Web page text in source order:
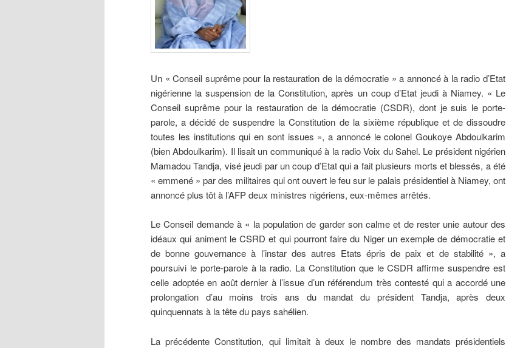
Un « Conseil suprême pour la restauration de la démocratie » a annoncé à la radio d’Etat
nigérienne la suspension de la Constitution, après un coup d’Etat jeudi à Niamey. « Le
Conseil suprême pour la restauration de la démocratie (CSDR), dont je suis le porte-
parole, a décidé de suspendre la Constitution de la sixième république et de dissoudre
toutes les institutions qui en sont issues », a annoncé le colonel Goukoye Abdoulkarim
(bien Abdoulkarim). Il lisait un communiqué à la radio Voix du Sahel. Le président nigérien
Mamadou Tandja, visé jeudi par un coup d’Etat qui a fait plusieurs morts et blessés, a été
« emmené » par des militaires qui ont ouvert le feu sur le palais présidentiel à Niamey, ont
annoncé plus tôt à l’AFP deux ministres nigériens, eux-mêmes arrêtés.
Le Conseil demande à « la population de garder son calme et de rester unie autour des
idéaux qui animent le CSRD et qui pourront faire du Niger un exemple de démocratie et
de bonne gouvernance à l’instar des autres Etats épris de paix et de stabilité », a
poursuivi le porte-parole à la radio. La Constitution que le CSDR affirme suspendre est
celle adoptée en août dernier à l’issue d’un référendum très contesté qui a accordé une
prolongation d’au moins trois ans du mandat du président Tandja, après deux
quinquennats à la tête du pays sahélien.
La précédente Constitution, qui limitait à deux le nombre des mandats présidentiels